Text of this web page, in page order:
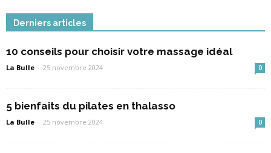
Derniers articles
10 conseils pour choisir votre massage idéal
La Bulle - 25 novembre 2024 0
5 bienfaits du pilates en thalasso
La Bulle - 25 novembre 2024 0